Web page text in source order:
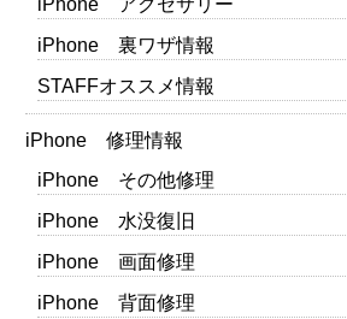
iPhone アクセサリー
iPhone 裏ワザ情報
STAFFオススメ情報
iPhone 修理情報
iPhone その他修理
iPhone 水没復旧
iPhone 画面修理
iPhone 背面修理